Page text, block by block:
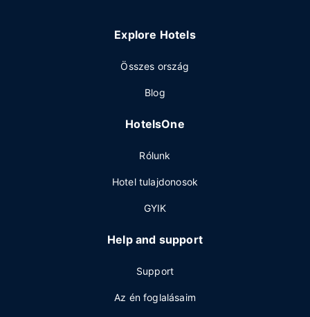
Explore Hotels
Összes ország
Blog
HotelsOne
Rólunk
Hotel tulajdonosok
GYIK
Help and support
Support
Az én foglalásaim